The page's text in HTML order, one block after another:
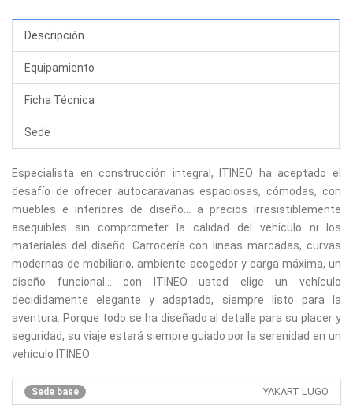
Descripción
Equipamiento
Ficha Técnica
Sede
Especialista en construcción integral, ITINEO ha aceptado el
desafío de ofrecer autocaravanas espaciosas, cómodas, con
muebles e interiores de diseño... a precios irresistiblemente
asequibles sin comprometer la calidad del vehículo ni los
materiales del diseño. Carrocería con líneas marcadas, curvas
modernas de mobiliario, ambiente acogedor y carga máxima, un
diseño funcional... con ITINEO usted elige un vehículo
decididamente elegante y adaptado, siempre listo para la
aventura. Porque todo se ha diseñado al detalle para su placer y
seguridad, su viaje estará siempre guiado por la serenidad en un
vehículo ITINEO
Sede base YAKART LUGO